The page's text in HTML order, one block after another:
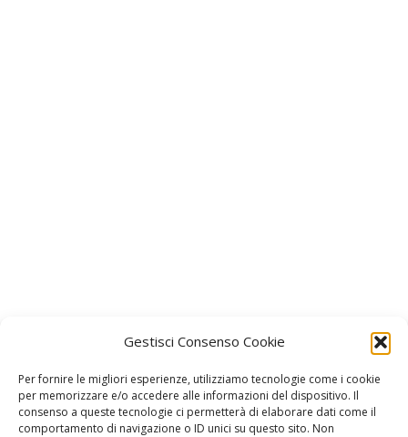
Gestisci Consenso Cookie
Per fornire le migliori esperienze, utilizziamo tecnologie come i cookie
per memorizzare e/o accedere alle informazioni del dispositivo. Il
consenso a queste tecnologie ci permetterà di elaborare dati come il
comportamento di navigazione o ID unici su questo sito. Non
Facebook Instagram